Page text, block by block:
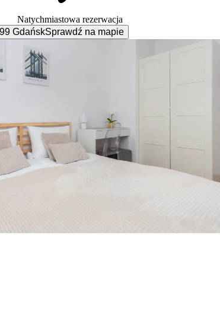
Natychmiastowa rezerwacja
GdańskSprawdź na mapie